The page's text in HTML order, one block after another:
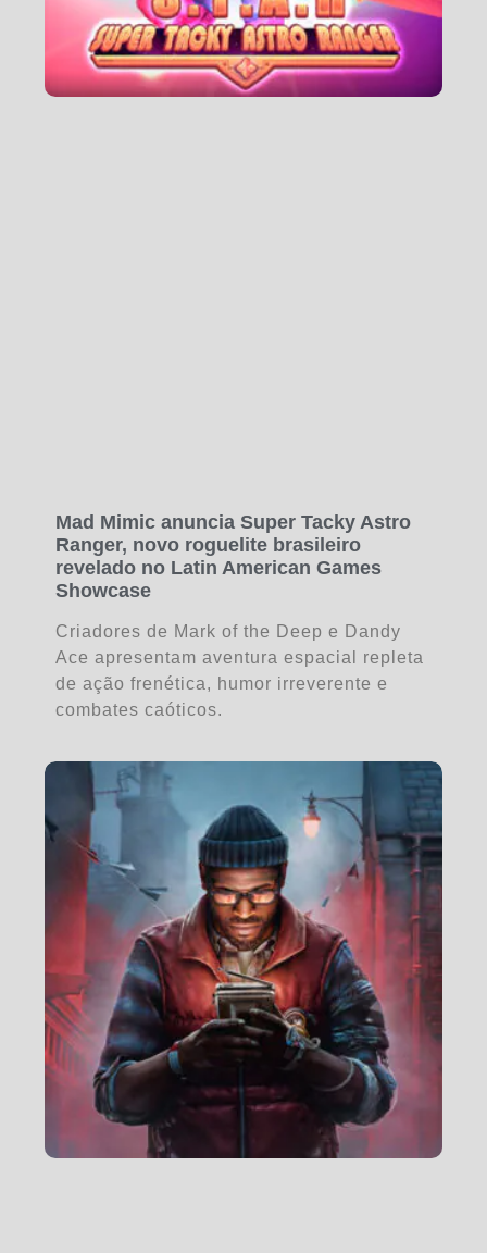
Mad Mimic anuncia Super Tacky Astro
Ranger, novo roguelite brasileiro
revelado no Latin American Games
Showcase
Criadores de Mark of the Deep e Dandy
Ace apresentam aventura espacial repleta
de ação frenética, humor irreverente e
combates caóticos.